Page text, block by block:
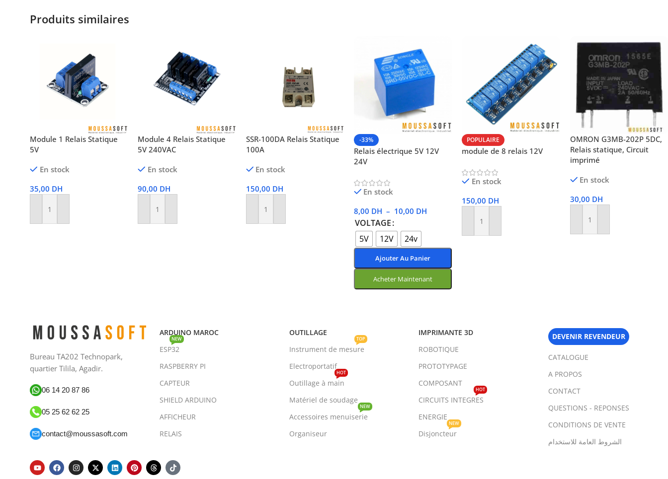
Produits similaires
Module 1 Relais Statique
5V
En stock
35,00 DH
Ajouter Au Panier
Module 4 Relais Statique
5V 240VAC
En stock
90,00 DH
Ajouter Au Panier
SSR-100DA Relais Statique
100A
En stock
150,00 DH
Ajouter Au Panier
-33%
Relais électrique 5V 12V
24V
En stock
8,00 DH – 10,00 DH
VOLTAGE
5V
12V 24v
Ajouter Au Panier
Acheter Maintenant
POPULAIRE
module de 8 relais 12V
En stock
150,00 DH
Ajouter Au Panier
OMRON G3MB-202P 5DC,
Relais statique, Circuit
imprimé
En stock
30,00 DH
Ajouter Au Panier
Bureau TA202 Technopark,
quartier Tilila, Agadir.
06 14 20 87 86
05 25 62 62 25
contact@moussasoft.com
ARDUINO MAROC
ESP32
NEW
RASPBERRY PI
CAPTEUR
SHIELD ARDUINO
AFFICHEUR
RELAIS
OUTILLAGE
Instrument de mesure
TOP
Electroportatif
Outillage à main
HOT
Matériel de soudage
Accessoires menuiserie
NEW
Organiseur
IMPRIMANTE 3D
ROBOTIQUE
PROTOTYPAGE
COMPOSANT
CIRCUITS INTEGRES
HOT
ENERGIE
Disjoncteur
NEW
DEVENIR REVENDEUR
CATALOGUE
A PROPOS
CONTACT
QUESTIONS - REPONSES
CONDITIONS DE VENTE
الشروط العامة للاستخدام